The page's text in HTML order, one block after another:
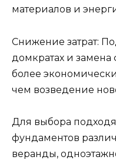
материалов и
Снижение затрат:
домкратах и
более
чем возведение
Для выбора
фундаментов
веранды,